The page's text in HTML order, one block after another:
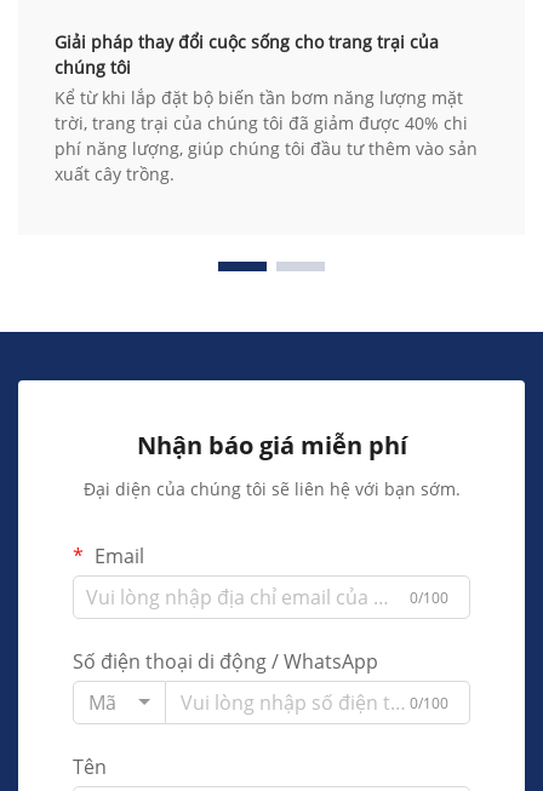
Giải pháp thay đổi cuộc sống cho trang trại của
chúng tôi
Kể từ khi lắp đặt bộ biến tần bơm năng lượng mặt
trời, trang trại của chúng tôi đã giảm được 40% chi
phí năng lượng, giúp chúng tôi đầu tư thêm vào sản
xuất cây trồng.
Nhận báo giá miễn phí
Đại diện của chúng tôi sẽ liên hệ với bạn sớm.
Email
0/100
Số điện thoại di động / WhatsApp
Mã
0/100
Tên